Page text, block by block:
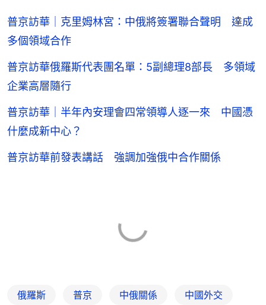
普京訪華｜克里姆林宮：中俄將簽署聯合聲明 達成
多個領域合作
普京訪華俄羅斯代表團名單：5副總理8部長 多領域
企業高層隨行
普京訪華｜半年內安理會四常領導人逐一來 中國憑
什麼成新中心？
普京訪華前發表講話 強調加強俄中合作關係
俄羅斯 普京 中俄關係 中國外交